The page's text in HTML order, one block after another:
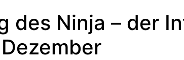
des Ninja – der